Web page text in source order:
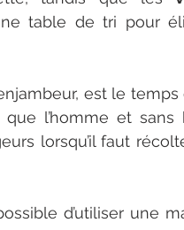
table de tri pour
est le temps
que l’homme et sans
lorsqu’il faut
d’utiliser une